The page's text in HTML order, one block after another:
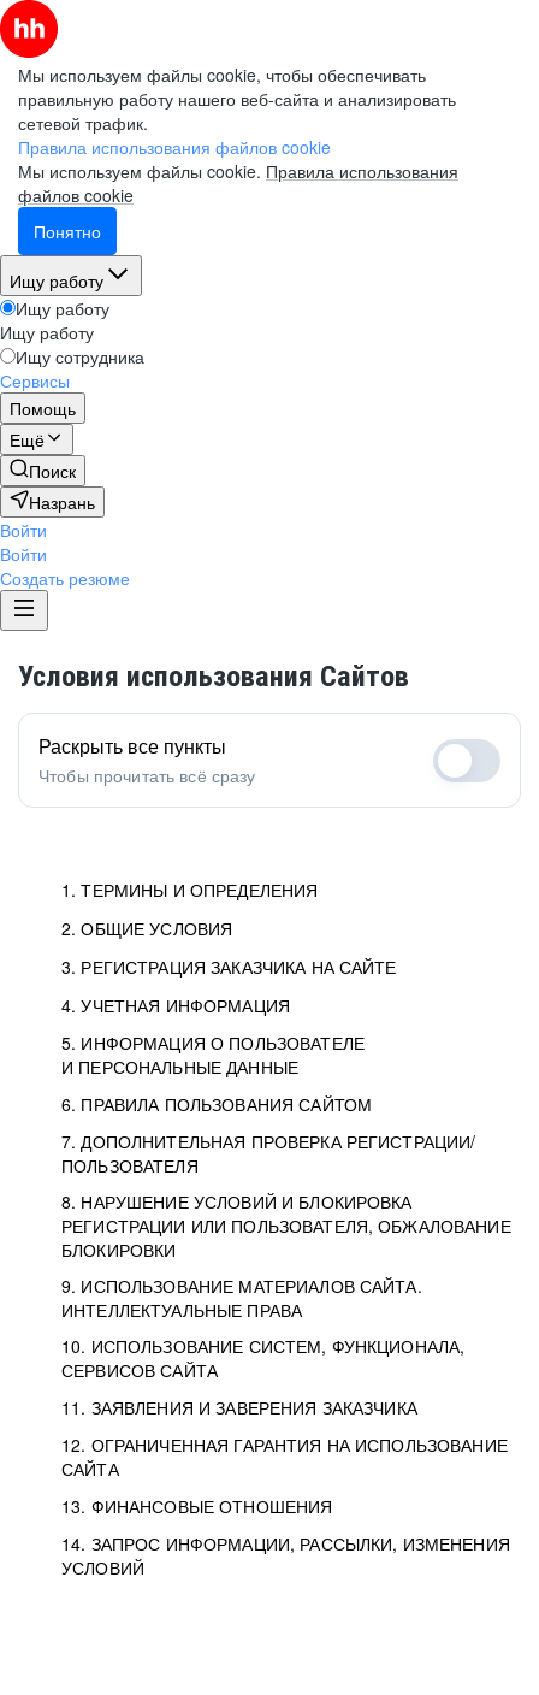
Мы используем файлы cookie, чтобы обеспечивать
правильную работу нашего веб-сайта и анализировать
сетевой трафик.
Правила использования файлов cookie
Мы используем файлы cookie. Правила использования
файлов cookie
Понятно
Ищу работу
Ищу работу
Ищу работу
Ищу сотрудника
Сервисы
Помощь
Ещё
Поиск
Назрань
Войти
Войти
Создать резюме
Условия использования Сайтов
1. ТЕРМИНЫ И ОПРЕДЕЛЕНИЯ
2. ОБЩИЕ УСЛОВИЯ
3. РЕГИСТРАЦИЯ ЗАКАЗЧИКА НА САЙТЕ
4. УЧЕТНАЯ ИНФОРМАЦИЯ
5. ИНФОРМАЦИЯ О ПОЛЬЗОВАТЕЛЕ
И ПЕРСОНАЛЬНЫЕ ДАННЫЕ
6. ПРАВИЛА ПОЛЬЗОВАНИЯ САЙТОМ
7. ДОПОЛНИТЕЛЬНАЯ ПРОВЕРКА РЕГИСТРАЦИИ/
ПОЛЬЗОВАТЕЛЯ
8. НАРУШЕНИЕ УСЛОВИЙ И БЛОКИРОВКА
РЕГИСТРАЦИИ ИЛИ ПОЛЬЗОВАТЕЛЯ, ОБЖАЛОВАНИЕ
БЛОКИРОВКИ
9. ИСПОЛЬЗОВАНИЕ МАТЕРИАЛОВ САЙТА.
ИНТЕЛЛЕКТУАЛЬНЫЕ ПРАВА
10. ИСПОЛЬЗОВАНИЕ СИСТЕМ, ФУНКЦИОНАЛА,
СЕРВИСОВ САЙТА
11. ЗАЯВЛЕНИЯ И ЗАВЕРЕНИЯ ЗАКАЗЧИКА
12. ОГРАНИЧЕННАЯ ГАРАНТИЯ НА ИСПОЛЬЗОВАНИЕ
САЙТА
13. ФИНАНСОВЫЕ ОТНОШЕНИЯ
14. ЗАПРОС ИНФОРМАЦИИ, РАССЫЛКИ, ИЗМЕНЕНИЯ
УСЛОВИЙ
Раскрыть все пункты
Чтобы прочитать всё сразу